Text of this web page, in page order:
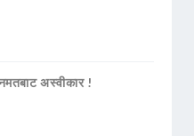
अस्वीकार !